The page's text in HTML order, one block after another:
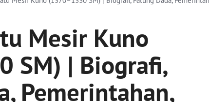
Mesir Kuno
SM) | Biografi,
Pemerintahan,